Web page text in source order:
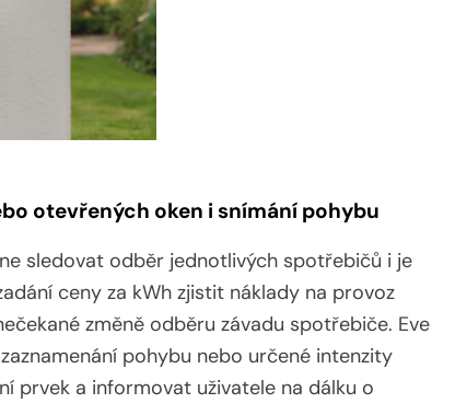
otevřených oken i snímání pohybu
sledovat odběr jednotlivých spotřebičů i je
ceny za kWh zjistit náklady na provoz
změně odběru závadu spotřebiče. Eve
pohybu nebo určené intenzity
prvek a informovat uživatele na dálku o